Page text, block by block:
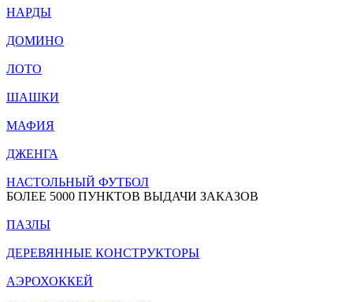
НАРДЫ
ДОМИНО
ЛОТО
ШАШКИ
МАФИЯ
ДЖЕНГА
НАСТОЛЬНЫЙ ФУТБОЛ
БОЛЕЕ 5000 ПУНКТОВ ВЫДАЧИ ЗАКАЗОВ
ПАЗЛЫ
ДЕРЕВЯННЫЕ КОНСТРУКТОРЫ
АЭРОХОККЕЙ